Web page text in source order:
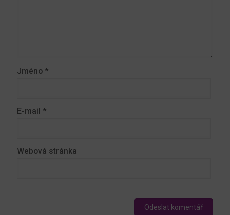
Jméno *
E-mail *
Webová stránka